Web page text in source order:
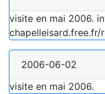
visite en mai 2006.
chapelleisard.free.fr/
2006-06-02
visite en mai 2006.